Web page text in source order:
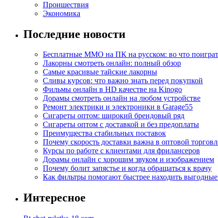
Проишествия
Экономика
Последние новости
Бесплатные MMO на ПК на русском: во что
Лакорны смотреть онлайн: полный обзор
Самые красивые тайские лакорны
Сливы курсов: что важно знать перед покупкой
Фильмы онлайн в HD качестве на Kinogo
Дорамы смотреть онлайн на любом устройстве
Ремонт электрики и электроники в Garage55
Сигареты оптом: широкий брендовый ряд
Сигареты оптом с доставкой и без предоплаты
Преимущества стабильных поставок
Почему скорость доставки важна в оптовой
Курсы по работе с клиентами для фрилансеров
Дорамы онлайн с хорошим звуком и изображением
Почему болит запястье и когда обращаться к врачу
Как фильтры помогают быстрее находить
Интересное